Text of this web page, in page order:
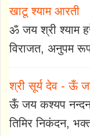
खाटू श्याम आरती
ॐ जय श्री श्याम
विराजत, अनुपम
श्री सूर्य देव - ऊँ
ऊँ जय कश्यप
तिमिर निकंदन,